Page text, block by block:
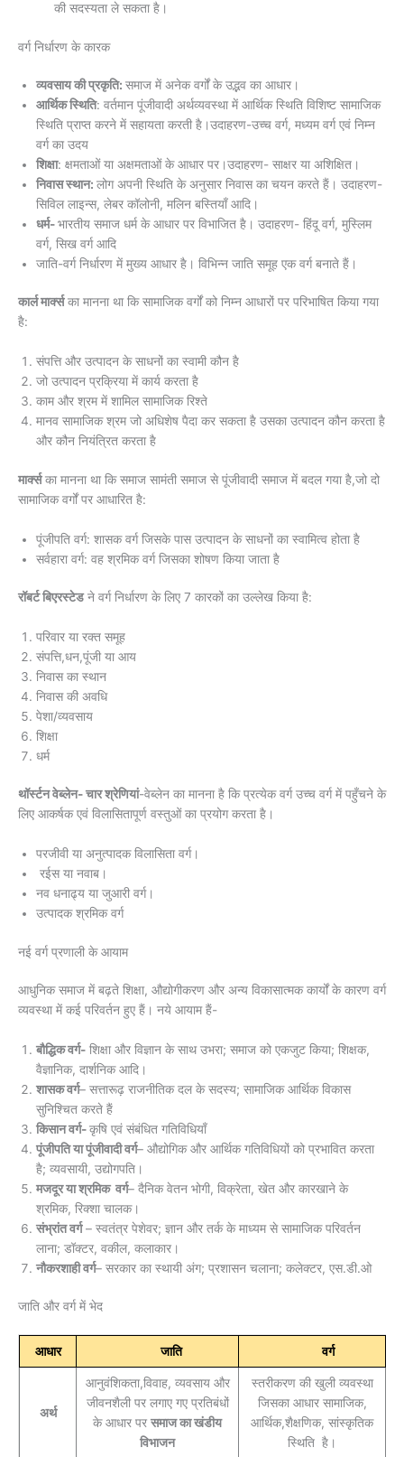
की सदस्यता ले सकता है।
वर्ग निर्धारण के कारक
व्यवसाय की प्रकृति: समाज में अनेक वर्गों के उद्भव का आधार।
आर्थिक स्थिति: वर्तमान पूंजीवादी अर्थव्यवस्था में आर्थिक स्थिति विशिष्ट सामाजिक
स्थिति प्राप्त करने में सहायता करती है।उदाहरण-उच्च वर्ग, मध्यम वर्ग एवं निम्न
वर्ग का उदय
शिक्षा: क्षमताओं या अक्षमताओं के आधार पर।उदाहरण- साक्षर या अशिक्षित।
निवास स्थान: लोग अपनी स्थिति के अनुसार निवास का चयन करते हैं। उदाहरण-
सिविल लाइन्स, लेबर कॉलोनी, मलिन बस्तियाँ आदि।
धर्म-भारतीय समाज धर्म के आधार पर विभाजित है। उदाहरण- हिंदू वर्ग, मुस्लिम
वर्ग, सिख वर्ग आदि
जाति-वर्ग निर्धारण में मुख्य आधार है। विभिन्न जाति समूह एक वर्ग बनाते हैं।
कार्ल मार्क्सका मानना था कि सामाजिक वर्गों को निम्न आधारों पर परिभाषित किया गया
है:
संपत्ति और उत्पादन के साधनों का स्वामी कौन है
जो उत्पादन प्रक्रिया में कार्य करता है
काम और श्रम में शामिल सामाजिक रिश्ते
मानव सामाजिक श्रम जो अधिशेष पैदा कर सकता है उसका उत्पादन कौन करता है
और कौन नियंत्रित करता है
मार्क्सका मानना था कि समाज सामंती समाज से पूंजीवादी समाज में बदल गया है,जो दो
सामाजिक वर्गों पर आधारित है:
पूंजीपति वर्ग: शासक वर्ग जिसके पास उत्पादन के साधनों का स्वामित्व होता है
सर्वहारा वर्ग: वह श्रमिक वर्ग जिसका शोषण किया जाता है
रॉबर्ट बिएरस्टेडने वर्ग निर्धारण के लिए 7 कारकों का उल्लेख किया है:
परिवार या रक्त समूह
संपत्ति,धन,पूंजी या आय
निवास का स्थान
निवास की अवधि
पेशा/व्यवसाय
शिक्षा
धर्म
थॉर्स्टन वेब्लेन- चार श्रेणियां-वेब्लेन का मानना है कि प्रत्येक वर्ग उच्च वर्ग में पहुँचने के
लिए आकर्षक एवं विलासितापूर्ण वस्तुओं का प्रयोग करता है।
परजीवी या अनुत्पादक विलासिता वर्ग।
रईस या नवाब।
नव धनाढ्य या जुआरी वर्ग।
उत्पादक श्रमिक वर्ग
नई वर्ग प्रणाली के आयाम
आधुनिक समाज में बढ़ते शिक्षा, औद्योगीकरण और अन्य विकासात्मक कार्यों के कारण वर्ग
व्यवस्था में कई परिवर्तन हुए हैं। नये आयाम हैं-
बौद्धिक वर्ग- शिक्षा और विज्ञान के साथ उभरा; समाज को एकजुट किया; शिक्षक,
वैज्ञानिक, दार्शनिक आदि।
शासक वर्ग– सत्तारूढ़ राजनीतिक दल के सदस्य; सामाजिक आर्थिक विकास
सुनिश्चित करते हैं
किसान वर्ग-कृषि एवं संबंधित गतिविधियाँ
पूंजीपति या पूंजीवादी वर्ग– औद्योगिक और आर्थिक गतिविधियों को प्रभावित करता
है; व्यवसायी, उद्योगपति।
मजदूर या श्रमिक वर्ग– दैनिक वेतन भोगी, विक्रेता, खेत और कारखाने के
श्रमिक, रिक्शा चालक।
संभ्रांत वर्ग– स्वतंत्र पेशेवर; ज्ञान और तर्क के माध्यम से सामाजिक परिवर्तन
लाना; डॉक्टर, वकील, कलाकार।
नौकरशाही वर्ग– सरकार का स्थायी अंग; प्रशासन चलाना; कलेक्टर, एस.डी.ओ
जाति और वर्ग में भेद
आधार जाति वर्ग
अर्थ
आनुवंशिकता,विवाह, व्यवसाय और
जीवनशैली पर लगाए गए प्रतिबंधों
के आधार पर समाज का खंडीय
विभाजन
स्तरीकरण की खुली व्यवस्था
जिसका आधार सामाजिक,
आर्थिक,शैक्षणिक, सांस्कृतिक
स्थिति है।